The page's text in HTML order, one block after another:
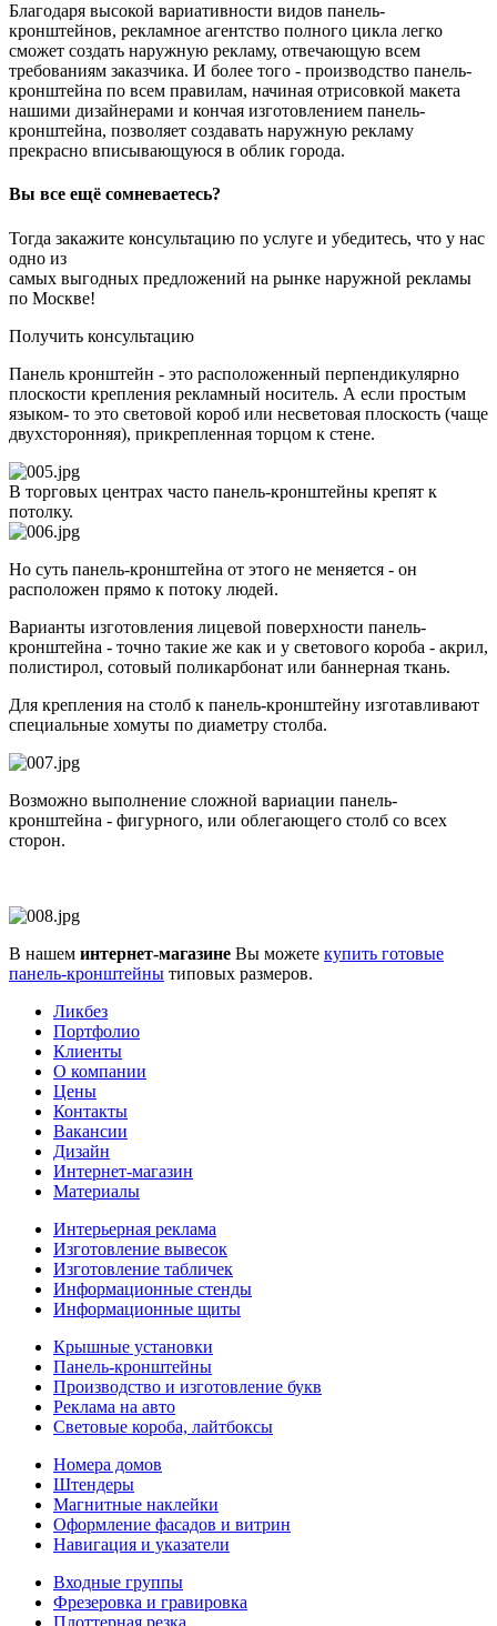
Благодаря высокой вариативности видов панель-
кронштейнов, рекламное агентство полного цикла легко
сможет создать наружную рекламу, отвечающую всем
требованиям заказчика. И более того - производство панель-
кронштейна по всем правилам, начиная отрисовкой макета
нашими дизайнерами и кончая изготовлением панель-
кронштейна, позволяет создавать наружную рекламу
прекрасно вписывающуюся в облик города.
Вы все ещё сомневаетесь?
Тогда закажите консультацию по услуге и убедитесь, что у нас
одно из
самых выгодных предложений на рынке наружной рекламы
по Москве!
Получить консультацию
Панель кронштейн - это расположенный перпендикулярно
плоскости крепления рекламный носитель. А если простым
языком- то это световой короб или несветовая плоскость (чаще
двухсторонняя), прикрепленная торцом к стене.
В торговых центрах часто панель-кронштейны крепят к
потолку.
Но суть панель-кронштейна от этого не меняется - он
расположен прямо к потоку людей.
Варианты изготовления лицевой поверхности панель-
кронштейна - точно такие же как и у светового короба - акрил,
полистирол, сотовый поликарбонат или баннерная ткань.
Для крепления на столб к панель-кронштейну изготавливают
специальные хомуты по диаметру столба.
Возможно выполнение сложной вариации панель-
кронштейна - фигурного, или облегающего столб со всех
сторон.
В нашем интернет-магазине Вы можете купить готовые
панель-кронштейны типовых размеров.
Ликбез
Портфолио
Клиенты
О компании
Цены
Контакты
Вакансии
Дизайн
Интернет-магазин
Материалы
Интерьерная реклама
Изготовление вывесок
Изготовление табличек
Информационные стенды
Информационные щиты
Крышные установки
Панель-кронштейны
Производство и изготовление букв
Реклама на авто
Световые короба, лайтбоксы
Номера домов
Штендеры
Магнитные наклейки
Оформление фасадов и витрин
Навигация и указатели
Входные группы
Фрезеровка и гравировка
Плоттерная резка